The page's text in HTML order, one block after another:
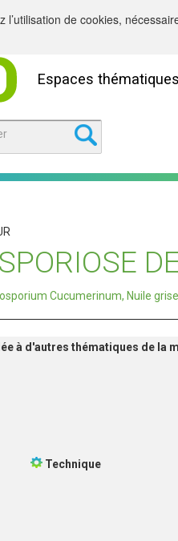
Espaces thématiques
Cucumerinum, Nuile
à d'autres thématiques de la
Technique
de cookies,